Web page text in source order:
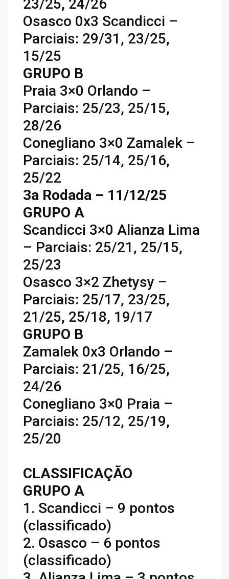
23/25, 24/26
Osasco 0x3 Scandicci –
Parciais: 29/31, 23/25,
15/25
GRUPO B
Praia 3×0 Orlando –
Parciais: 25/23, 25/15,
28/26
Conegliano 3×0 Zamalek –
Parciais: 25/14, 25/16,
25/22
3a Rodada – 11/12/25
GRUPO A
Scandicci 3×0 Alianza Lima
– Parciais: 25/21, 25/15,
25/23
Osasco 3×2 Zhetysy –
Parciais: 25/17, 23/25,
21/25, 25/18, 19/17
GRUPO B
Zamalek 0x3 Orlando –
Parciais: 21/25, 16/25,
24/26
Conegliano 3×0 Praia –
Parciais: 25/12, 25/19,
25/20
CLASSIFICAÇÃO
GRUPO A
1. Scandicci – 9 pontos
(classificado)
2. Osasco – 6 pontos
(classificado)